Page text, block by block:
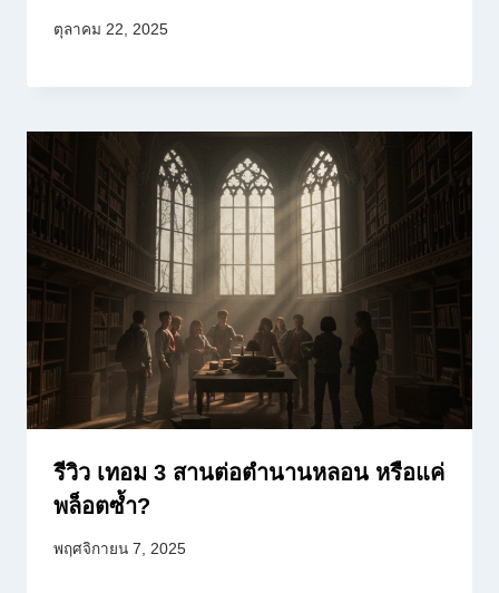
ตุลาคม 22, 2025
รีวิว เทอม 3 สานต่อตำนานหลอน หรือแค่
พล็อตซ้ำ?
พฤศจิกายน 7, 2025